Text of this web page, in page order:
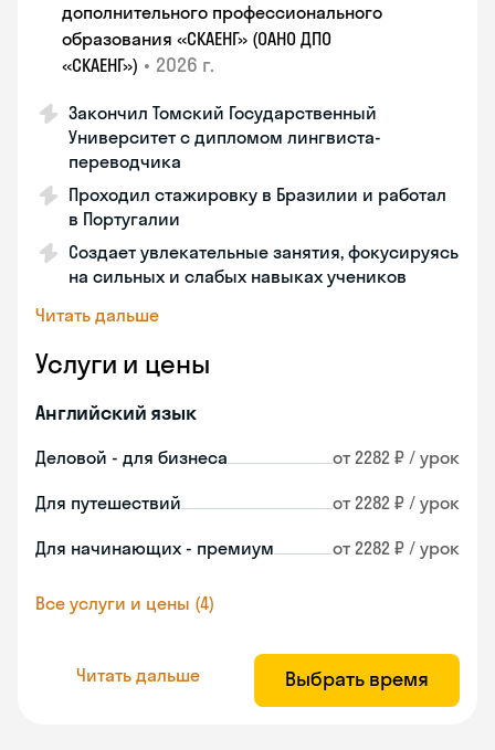
дополнительного профессионального
образования «СКАЕНГ» (ОАНО ДПО
«СКАЕНГ») • 2026 г.
Закончил Томский Государственный
Университет с дипломом лингвиста-
переводчика
Проходил стажировку в Бразилии и работал
в Португалии
Создает увлекательные занятия, фокусируясь
на сильных и слабых навыках учеников
Читать дальше
Услуги и цены
Английский язык
Деловой - для бизнеса от 2282 ₽ / урок
Для путешествий от 2282 ₽ / урок
Для начинающих - премиум от 2282 ₽ / урок
Все услуги и цены (4)
Читать дальше Выбрать время